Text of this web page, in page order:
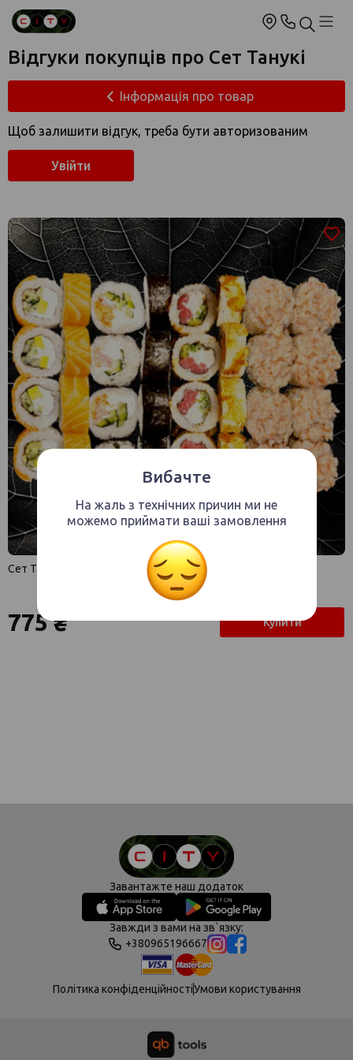
Вибачте
На жаль з технічних причин ми не
можемо приймати ваші замовлення
Відгуки покупців про Сет Танукі
Інформація про товар
Щоб залишити відгук, треба бути авторизованим
Увійти
Сет Танукі
775 ₴ Купити
Завантажте наш додаток
Завжди з вами на зв`язку:
+380965196667
Політика конфіденційностіУмови користування